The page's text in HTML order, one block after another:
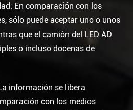
En comparación con los
sólo puede aceptar uno o unos
que el camión del LED AD
o incluso docenas de
información se libera
con los medios